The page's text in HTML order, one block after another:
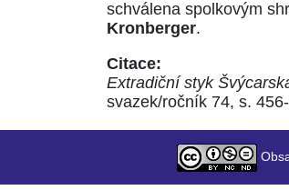
schválena spolkovým
Kronberger.
Citace:
Extradiční styk
svazek/ročník 74, s.